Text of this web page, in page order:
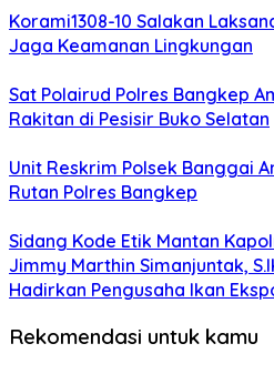
Korami1308-10 Salakan
Jaga Keamanan Lingkungan
Sat Polairud Polres Bangkep
Rakitan di Pesisir Buko Selatan
Unit Reskrim Polsek Banggai
Rutan Polres Bangkep
Sidang Kode Etik Mantan
Jimmy Marthin Simanjuntak,
Hadirkan Pengusaha Ikan
Rekomendasi untuk kamu